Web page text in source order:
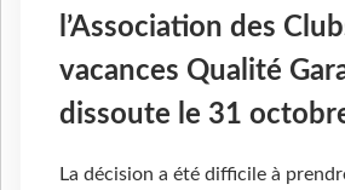
l’Association des
vacances Qualité
dissoute le 31
La décision a été difficile à